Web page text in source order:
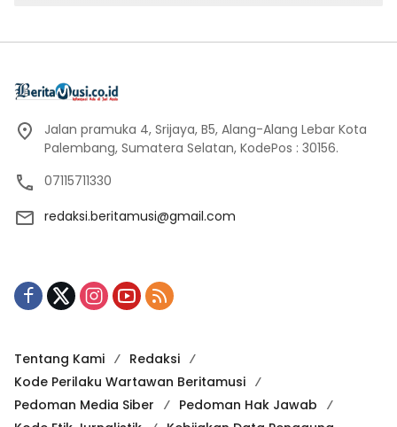
Jalan pramuka 4, Srijaya, B5, Alang-Alang Lebar Kota
Palembang, Sumatera Selatan, KodePos : 30156.
07115711330
redaksi.beritamusi@gmail.com
Tentang Kami
Redaksi
Kode Perilaku Wartawan Beritamusi
Pedoman Media Siber
Pedoman Hak Jawab